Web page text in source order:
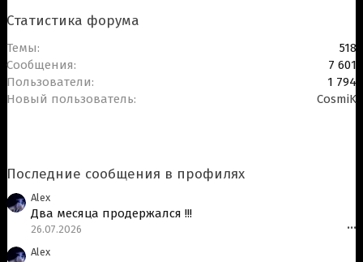
Статистика форума
Темы
518
Сообщения
7 601
Пользователи
1 794
Новый пользователь
CosmiK
Последние сообщения в профилях
Alex
Два месяца продержался !!!
26.07.2026 •••
Alex